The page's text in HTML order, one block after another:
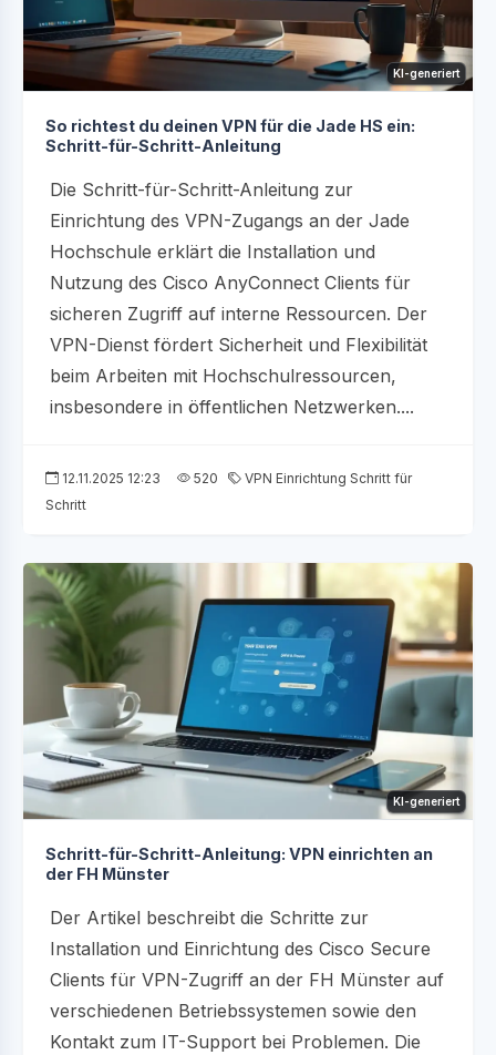
KI-generiert
So richtest du deinen VPN für die Jade HS ein:
Schritt-für-Schritt-Anleitung
Die Schritt-für-Schritt-Anleitung zur
Einrichtung des VPN-Zugangs an der Jade
Hochschule erklärt die Installation und
Nutzung des Cisco AnyConnect Clients für
sicheren Zugriff auf interne Ressourcen. Der
VPN-Dienst fördert Sicherheit und Flexibilität
beim Arbeiten mit Hochschulressourcen,
insbesondere in öffentlichen Netzwerken....
12.11.2025 12:23 520
VPN Einrichtung Schritt für
Schritt
KI-generiert
Schritt-für-Schritt-Anleitung: VPN einrichten an
der FH Münster
Der Artikel beschreibt die Schritte zur
Installation und Einrichtung des Cisco Secure
Clients für VPN-Zugriff an der FH Münster auf
verschiedenen Betriebssystemen sowie den
Kontakt zum IT-Support bei Problemen. Die